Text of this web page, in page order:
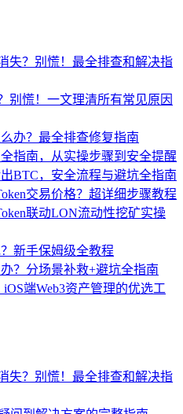
失？别慌！最全排查和解决指
别慌！一文理清所有常见原因
办？最全排查修复指南
指南，从实操步骤到安全提醒
BTC，安全流程与避坑全指南
交易价格？超详细步骤教程
联动LON流动性挖矿实操
新手保姆级全教程
？分场景补救+避坑全指南
端Web3资产管理的优选工
失？别慌！最全排查和解决指